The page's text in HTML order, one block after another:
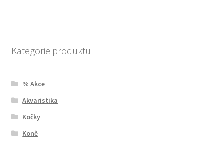
Kategorie produktu
% Akce
Akvaristika
Kočky
Koně